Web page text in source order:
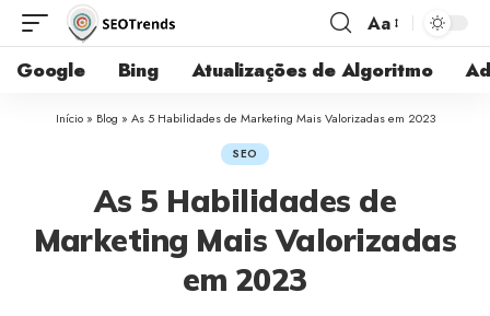
Aa
Google Bing Atualizações de Algoritmo
Início» Blog » As 5 Habilidades de Marketing Mais Valorizadas em 2023
SEO
As 5 Habilidades de
Marketing Mais Valorizadas
em 2023